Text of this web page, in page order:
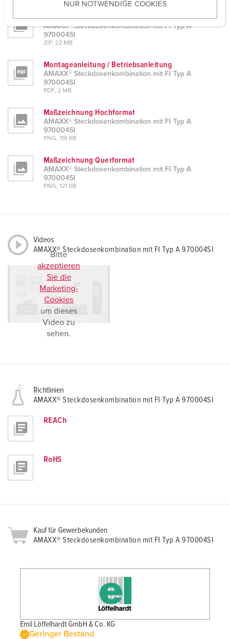
w
a
NUR NOTWENDIGE COOKIES
CAD-Daten 3D-DWG
AMAXX® Steckdosenkombination mit FI Typ A
970004SI
ZIP, 22 MB
Montageanleitung / Betriebsanleitung
AMAXX® Steckdosenkombination mit FI Typ A
970004SI
PDF, 2 MB
Maßzeichnung Hochformat
AMAXX® Steckdosenkombination mit FI Typ A
970004SI
PNG, 119 KB
Maßzeichnung Querformat
AMAXX® Steckdosenkombination mit FI Typ A
970004SI
PNG, 121 KB
Videos
AMAXX® Steckdosenkombination mit FI Typ A 970004SI
Bitte
akzeptieren
Sie die
Marketing-
Cookies
um dieses
Video zu
sehen.
Richtlinien
AMAXX® Steckdosenkombination mit FI Typ A 970004SI
REACh
RoHS
Kauf für Gewerbekunden
AMAXX® Steckdosenkombination mit FI Typ A 970004SI
Emil Löffelhardt GmbH & Co. KG
Geringer Bestand